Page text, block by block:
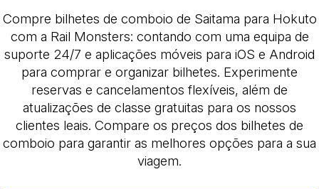
Compre bilhetes de comboio de Saitama para Hokuto
com a Rail Monsters: contando com uma equipa de
suporte 24/7 e aplicações móveis para iOS e Android
para comprar e organizar bilhetes. Experimente
reservas e cancelamentos flexíveis, além de
atualizações de classe gratuitas para os nossos
clientes leais. Compare os preços dos bilhetes de
comboio para garantir as melhores opções para a sua
viagem.